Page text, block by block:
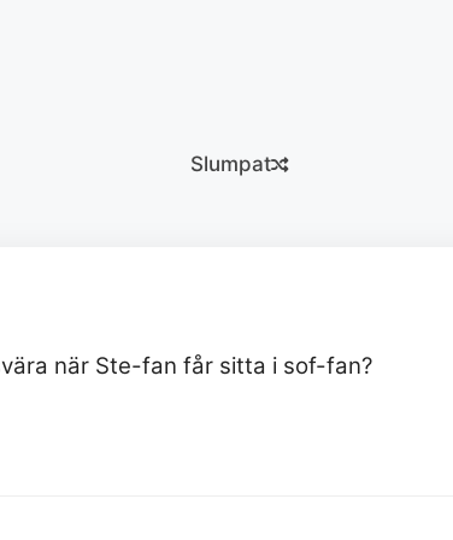
Slumpat
när Ste-fan får sitta i sof-fan?